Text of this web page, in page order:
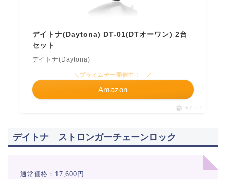
デイトナ(Daytona) DT-01(DTオーワン) 2台
セット
デイトナ(Daytona)
＼プライムデー開催中！ ／
Amazon
ポチップ
デイトナ ストロンガーチェーンロック
通常価格：17,600円